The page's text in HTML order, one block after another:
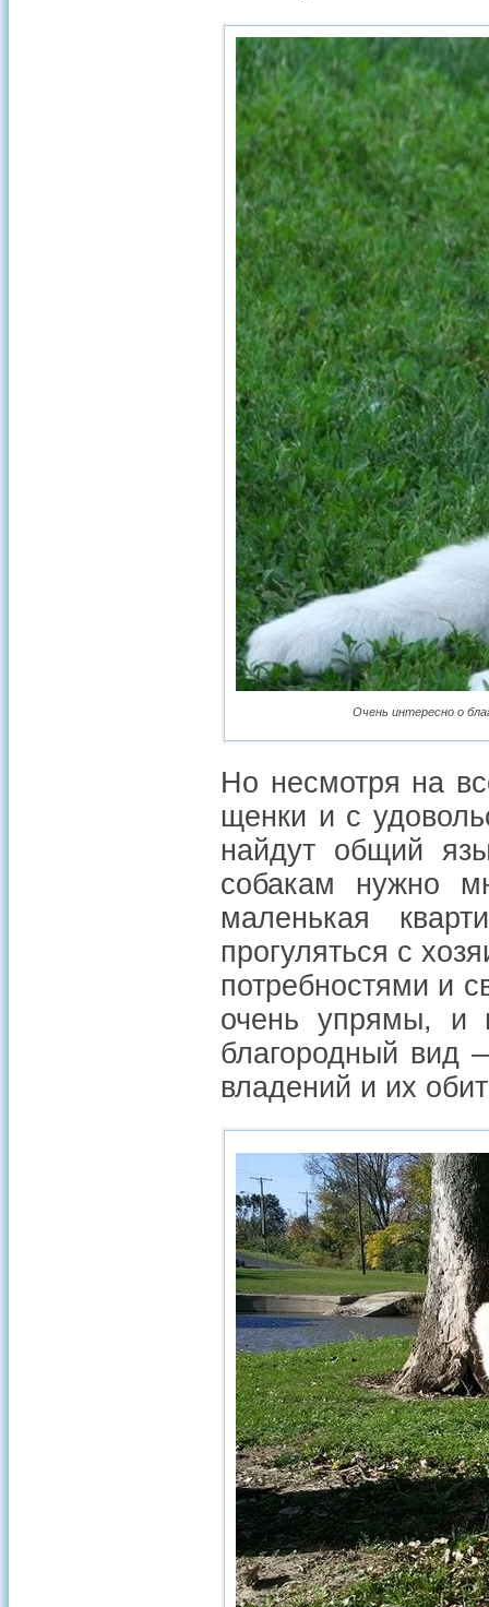
Очень интересно о
Но несмотря на
щенки и с
найдут общий
собакам нужно
маленькая
прогуляться с
потребностями и
очень упрямы, и
благородный вид
владений и их